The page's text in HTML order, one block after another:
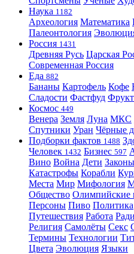
Наука 1182
Археология Математика
Палеонтология
Россия 1431
Древняя Русь Царская
Современная Россия
Еда 882
Бананы Картофель Кофе
Сладости Фастфуд
Космос 449
Венера Земля Луна МКС
Спутники Уран Чёрные
Подборки фактов 1488
Человек 1432 Бизнес 597
Вино Война Дети Законы
Катастрофы Корабли
Места Мир Мифология
Общество Олимпийские
Персоны Пиво Политика
Путешествия Работа
Религия Самолёты Секс
Термины Технологии
Цвета Эволюция Языки